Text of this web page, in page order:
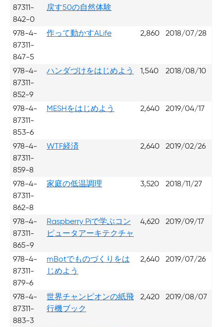
87311-
842-0
戻す50の自然体験
978-4-
87311-
847-5
作って動かすALife 2,860 2018/07/28
978-4-
87311-
852-9
ハンダづけをはじめよう 1,540 2018/08/10
978-4-
87311-
853-6
MESHをはじめよう 2,640 2019/04/17
978-4-
87311-
859-8
WTF経済 2,640 2019/02/26
978-4-
87311-
862-8
家庭の低温調理 3,520 2018/11/27
978-4-
87311-
865-9
Raspberry Piで学ぶコン
ピュータアーキテクチャ
4,620 2019/09/17
978-4-
87311-
879-6
mBotでものづくりをは
じめよう
2,640 2019/07/26
978-4-
87311-
883-3
世界チャンピオンの紙飛
行機ブック
2,420 2019/08/07